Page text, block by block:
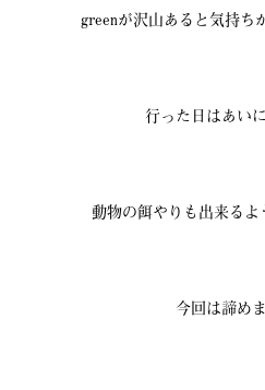
greenが沢山あると気持ち
行った日はあい
動物の餌やりも出来るよ
今回は諦め